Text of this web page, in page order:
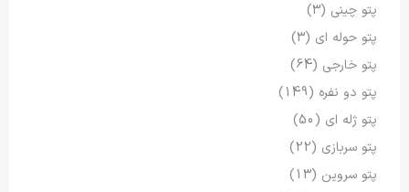
پتو چینی (3)
پتو حوله ای (3)
پتو خارجی (64)
پتو دو نفره (149)
پتو ژله ای (50)
پتو سربازی (22)
پتو سروین (13)